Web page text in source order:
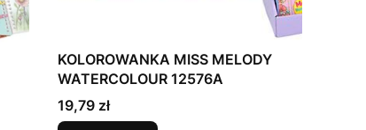
KOLOROWANKA MISS MELODY
WATERCOLOUR 12576A
Cena
19,79 zł